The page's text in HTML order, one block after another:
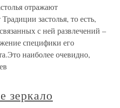
отражают
застолья, то есть,
с ней развлечений –
специфики его
наиболее очевидно,
зеркало